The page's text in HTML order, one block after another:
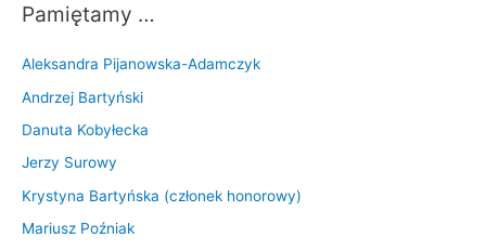
3
)
Pamiętamy …
Aleksandra Pijanowska-Adamczyk
Andrzej Bartyński
Danuta Kobyłecka
Jerzy Surowy
Krystyna Bartyńska (członek honorowy)
Mariusz Poźniak